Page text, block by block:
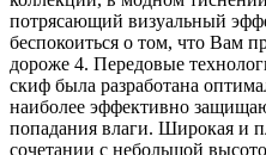
потрясающий визуальный
беспокоиться о том, что Вам
дороже 4. Передовые
скиф была разработана
наиболее эффективно
попадания влаги. Широкая и
сочетании с небольшой